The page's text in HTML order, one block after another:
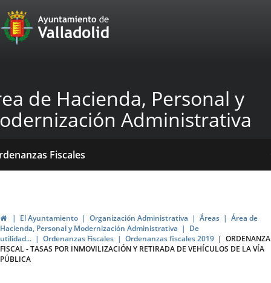
Portal
Web
Ayuntamiento
de
Valladolid
de Hacienda, Personal y
Administrativa
Fiscales
InicioEl Ayuntamiento Organización Administrativa Áreas
Área de
Hacienda, Personal y Modernización Administrativa
De
utilidad...
Ordenanzas Fiscales Ordenanzas fiscales 2019
ORDENANZA
FISCAL - TASAS POR INMOVILIZACIÓN Y RETIRADA DE VEHÍCULOS DE LA VÍA
PÚBLICA